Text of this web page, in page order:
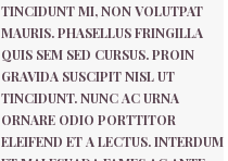
TINCIDUNT MI, NON VOLUTPAT
MAURIS. PHASELLUS FRINGILLA
QUIS SEM SED CURSUS. PROIN
GRAVIDA SUSCIPIT NISL UT
TINCIDUNT. NUNC AC URNA
ORNARE ODIO PORTTITOR
ELEIFEND ET A LECTUS. INTERDUM